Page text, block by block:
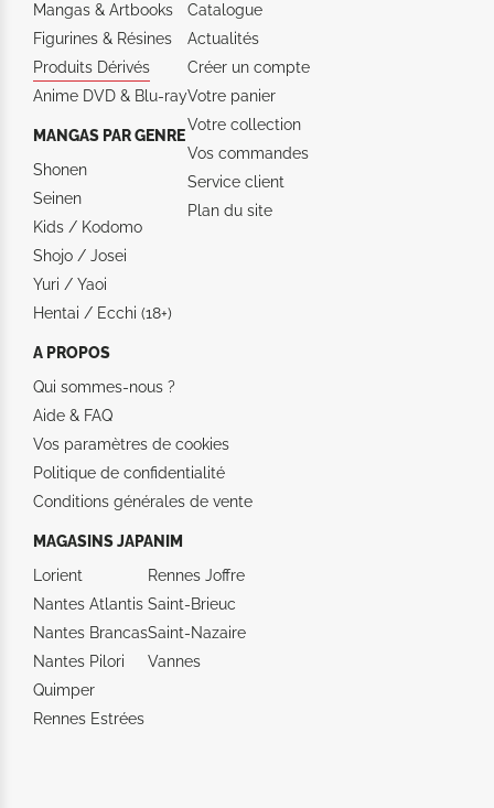
Mangas & Artbooks
Figurines & Résines
Produits Dérivés
Anime DVD & Blu‑ray
MANGAS PAR GENRE
Shonen
Seinen
Kids / Kodomo
Shojo / Josei
Yuri / Yaoi
Hentai / Ecchi (18+)
Catalogue
Actualités
Créer un compte
Votre panier
Votre collection
Vos commandes
Service client
Plan du site
A PROPOS
Qui sommes-nous ?
Aide & FAQ
Vos paramètres de cookies
Politique de confidentialité
Conditions générales de vente
MAGASINS JAPANIM
Lorient
Nantes Atlantis
Nantes Brancas
Nantes Pilori
Quimper
Rennes Estrées
Rennes Joffre
Saint-Brieuc
Saint-Nazaire
Vannes